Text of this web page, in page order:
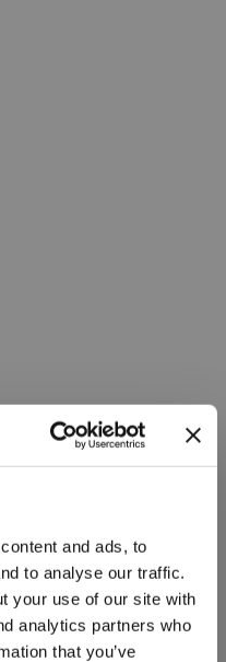
and ads, to
to analyse our traffic.
your use of our site with
analytics partners who
that you’ve
Dusty Brown